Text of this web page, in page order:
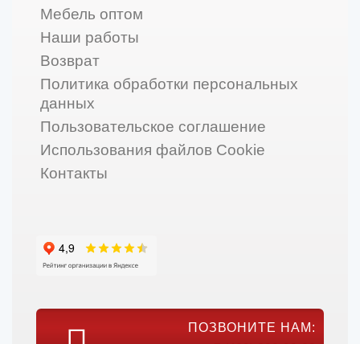
Мебель оптом
Наши работы
Возврат
Политика обработки персональных
данных
Пользовательское соглашение
Использования файлов Cookie
Контакты
ПОЗВОНИТЕ НАМ: